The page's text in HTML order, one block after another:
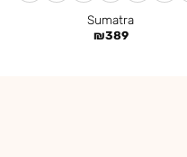
Sumatra
₪389